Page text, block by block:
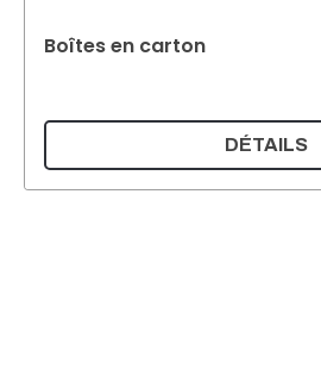
Boîtes en carton
DÉTAILS